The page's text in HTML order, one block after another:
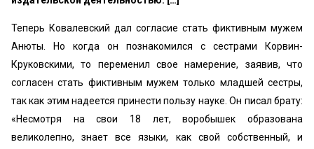
Теперь Ковалевский дал согласие стать фиктивным мужем
Анюты. Но когда он познакомился с сестрами Корвин-
Круковскими, то переменил свое намерение, за­явив, что
согласен стать фиктивным мужем только млад­шей сестры,
так как этим надеется принести пользу нау­ке. Он писал брату:
«Несмотря на свои 18 лет, воробы­шек образована
великолепно, знает все языки, как свой собственный, и